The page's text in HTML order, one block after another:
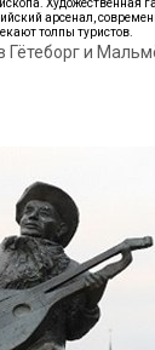
Художественная
арсенал,
толпы туристов.
Гётеборг и